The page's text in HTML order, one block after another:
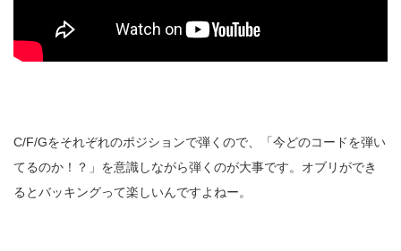
C/F/Gをそれぞれのポジションで弾くので、「今どのコードを弾い
てるのか！？」を意識しながら弾くのが大事です。オブリができ
るとバッキングって楽しいんですよねー。